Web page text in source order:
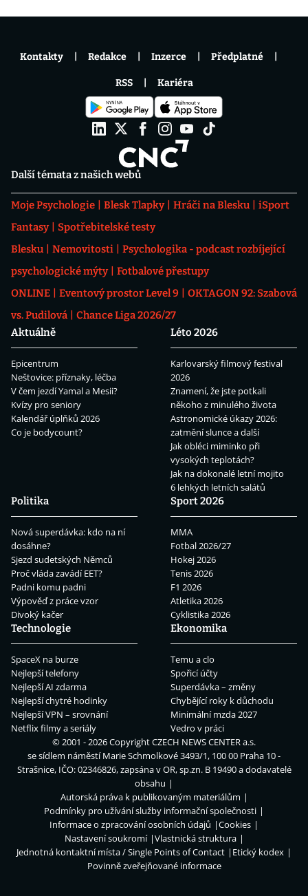
Další témata z našich webů
Moje Psychologie Blesk Tlapky Hráči na Blesku
iSport
Fantasy
Spotřebitelské testy
Blesku
Nemovitosti
Psychologika - podcast rozbíjející
psychologické mýty
Fotbalové přestupy
ONLINE
Eventový prostor Level 9
OKTAGON 92: Szabová
vs. Pudilová
Chance Liga 2026/27
Aktuálně
Epicentrum
Neštovice: příznaky, léčba
V čem jezdí Yamal a Mesii?
Kvízy pro seniory
Kalendář úplňků 2026
Co je bodycount?
Léto 2026
Karlovarský filmový festival
2026
Znamení, že jste potkali
někoho z minulého života
Astronomické úkazy 2026:
zatmění slunce a další
Jak obléci miminko při
vysokých teplotách?
Jak na dokonalé letní mojito
6 lehkých letních salátů
Politika
Nová superdávka: kdo na ní
dosáhne?
Sjezd sudetských Němců
Proč vláda zavádí EET?
Padni komu padni
Výpověď z práce vzor
Divoký kačer
Sport 2026
MMA
Fotbal 2026/27
Hokej 2026
Tenis 2026
F1 2026
Atletika 2026
Cyklistika 2026
Technologie
SpaceX na burze
Nejlepší telefony
Nejlepší AI zdarma
Nejlepší chytré hodinky
Nejlepší VPN – srovnání
Netflix filmy a seriály
Ekonomika
Temu a clo
Spořicí účty
Superdávka – změny
Chybějící roky k důchodu
Minimální mzda 2027
Vedro v práci
Kontakty Redakce Inzerce Předplatné
RSS Kariéra
© 2001 - 2026 CopyrightCZECH NEWS CENTER a.s.
se sídlem náměstí Marie Schmolkové 3493/1, 100 00 Praha 10 -
Strašnice, IČO: 02346826, zapsána v OR, sp.zn. B 19490 a dodavatelé
obsahu
Autorská práva k publikovaným materiálům
Podmínky pro užívání služby informační společnosti
Informace o zpracování osobních údajů
Cookies
Nastavení soukromí
Vlastnická struktura
Jednotná kontaktní místa / Single Points of Contact
Etický kodex
Povinně zveřejňované informace